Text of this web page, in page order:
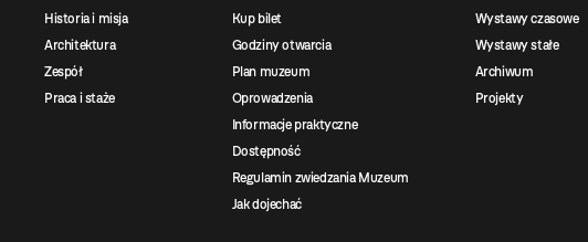
Historia i misja
Architektura
Zespół
Praca i staże
Kup bilet
Godziny otwarcia
Plan muzeum
Oprowadzenia
Informacje praktyczne
Dostępność
Regulamin zwiedzania Muzeum
Jak dojechać
Wystawy czasowe
Wystawy stałe
Archiwum
Projekty